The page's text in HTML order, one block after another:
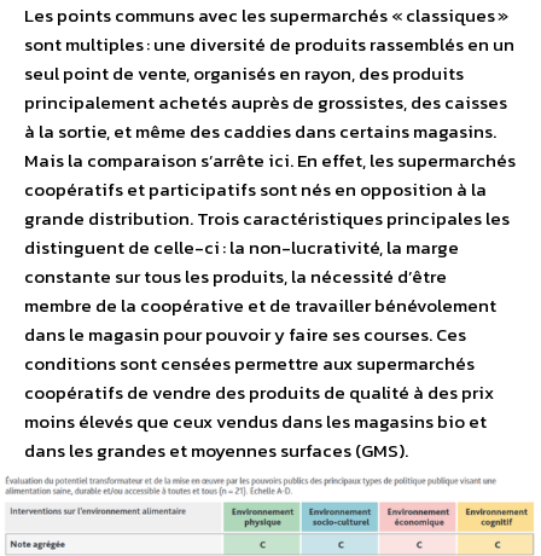
Les points communs avec les supermarchés « classiques »
sont multiples : une diversité de produits rassemblés en un
seul point de vente, organisés en rayon, des produits
principalement achetés auprès de grossistes, des caisses
à la sortie, et même des caddies dans certains magasins.
Mais la comparaison s’arrête ici. En effet, les supermarchés
coopératifs et participatifs sont nés en opposition à la
grande distribution. Trois caractéristiques principales les
distinguent de celle-ci : la non-lucrativité, la marge
constante sur tous les produits, la nécessité d’être
membre de la coopérative et de travailler bénévolement
dans le magasin pour pouvoir y faire ses courses. Ces
conditions sont censées permettre aux supermarchés
coopératifs de vendre des produits de qualité à des prix
moins élevés que ceux vendus dans les magasins bio et
dans les grandes et moyennes surfaces (GMS).